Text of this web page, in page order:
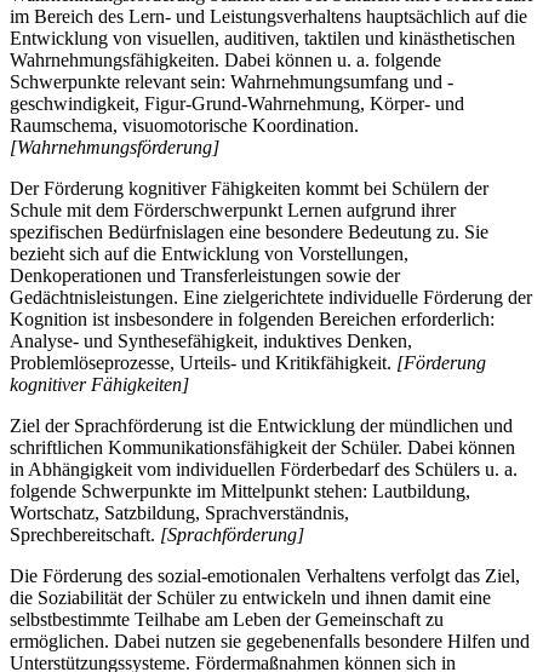
im Bereich des Lern- und Leistungsverhaltens hauptsächlich auf die
Entwicklung von visuellen, auditiven, taktilen und kinästhetischen
Wahrnehmungsfähigkeiten. Dabei können u. a. folgende
Schwerpunkte relevant sein: Wahrnehmungsumfang und -
geschwindigkeit, Figur-Grund-Wahrnehmung, Körper- und
Raumschema, visuomotorische Koordination.
[Wahrnehmungsförderung]
Der Förderung kognitiver Fähigkeiten kommt bei Schülern der
Schule mit dem Förderschwerpunkt Lernen aufgrund ihrer
spezifischen Bedürfnislagen eine besondere Bedeutung zu. Sie
bezieht sich auf die Entwicklung von Vorstellungen,
Denkoperationen und Transferleistungen sowie der
Gedächtnisleistungen. Eine zielgerichtete individuelle Förderung der
Kognition ist insbesondere in folgenden Bereichen erforderlich:
Analyse- und Synthesefähigkeit, induktives Denken,
Problemlöseprozesse, Urteils- und Kritikfähigkeit. [Förderung
kognitiver Fähigkeiten]
Ziel der Sprachförderung ist die Entwicklung der mündlichen und
schriftlichen Kommunikationsfähigkeit der Schüler. Dabei können
in Abhängigkeit vom individuellen Förderbedarf des Schülers u. a.
folgende Schwerpunkte im Mittelpunkt stehen: Lautbildung,
Wortschatz, Satzbildung, Sprachverständnis,
Sprechbereitschaft. [Sprachförderung]
Die Förderung des sozial-emotionalen Verhaltens verfolgt das Ziel,
die Soziabilität der Schüler zu entwickeln und ihnen damit eine
selbstbestimmte Teilhabe am Leben der Gemeinschaft zu
ermöglichen. Dabei nutzen sie gegebenenfalls besondere Hilfen und
Unterstützungssysteme. Fördermaßnahmen können sich in